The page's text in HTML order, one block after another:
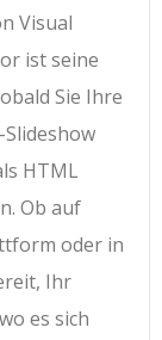
Visual
ist seine
Sie Ihre
HTML
Ob auf
oder in
Ihr
es sich